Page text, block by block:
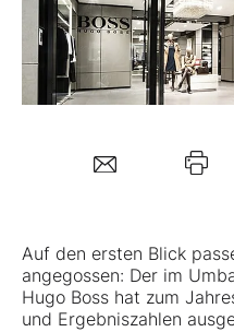
Mein B:O
Mein Konto
Folgen Sie uns
Auf den ersten Blick
angegossen: Der im
Hugo Boss hat zum
und Ergebniszahlen